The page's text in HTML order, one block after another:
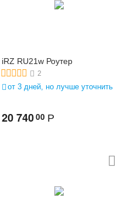
iRZ RU21w Роутер
2
от 3 дней, но лучше уточнить
20 74000 Р